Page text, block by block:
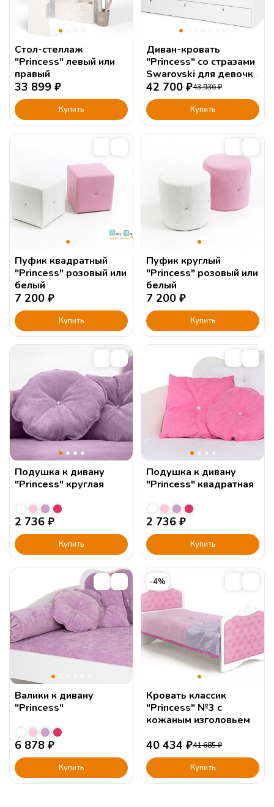
Стол-стеллаж
"Princess" левый или
правый
33 899 ₽
Купить
Диван-кровать
"Princess" со стразами
Swarovski для девочки
с мягким изголовьем.
42 700 ₽43 936₽
Купить
Пуфик квадратный
"Princess" розовый или
белый
7 200 ₽
Купить
Пуфик круглый
"Princess" розовый или
белый
7 200 ₽
Купить
Подушка к дивану
"Princess" круглая
2 736 ₽
Купить
Подушка к дивану
"Princess" квадратная
2 736 ₽
Купить
Валики к дивану
"Princess"
6 878 ₽
Купить
-4%
Кровать классик
"Princess" №3 с
кожаным изголовьем
40 434 ₽41 685₽
Купить